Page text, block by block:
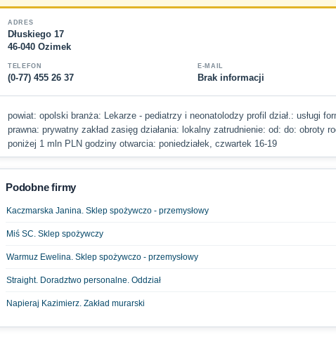
ADRES
Dłuskiego 17
46-040 Ozimek
TELEFON
(0-77) 455 26 37
E-MAIL
Brak informacji
powiat: opolski branża: Lekarze - pediatrzy i neonatolodzy profil dział.: usługi
prawna: prywatny zakład zasięg działania: lokalny zatrudnienie: od: do: obroty
poniżej 1 mln PLN godziny otwarcia: poniedziałek, czwartek 16-19
Podobne firmy
Kaczmarska Janina. Sklep spożywczo - przemysłowy
Miś SC. Sklep spożywczy
Warmuz Ewelina. Sklep spożywczo - przemysłowy
Straight. Doradztwo personalne. Oddział
Napieraj Kazimierz. Zakład murarski